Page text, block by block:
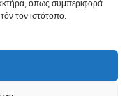
όπως συμπεριφορά
τον ιστότοπο.